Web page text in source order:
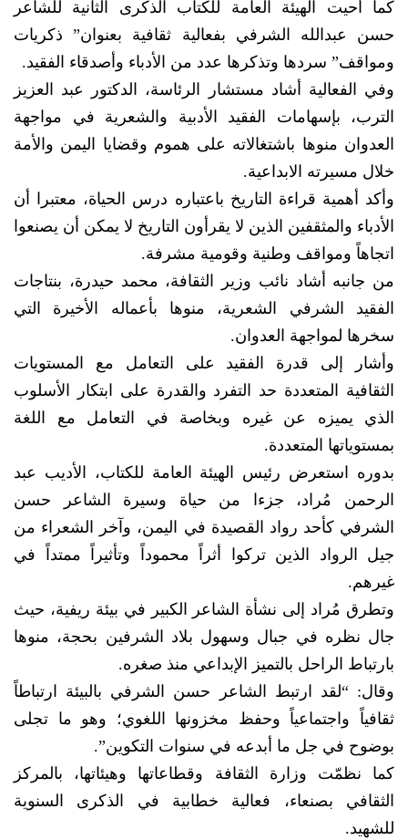
كما أحيت الهيئة العامة للكتاب الذكرى الثانية للشاعر
حسن عبدالله الشرفي بفعالية ثقافية بعنوان” ذكريات
ومواقف” سردها وتذكرها عدد من الأدباء وأصدقاء الفقيد.
وفي الفعالية أشاد مستشار الرئاسة، الدكتور عبد العزيز
الترب، بإسهامات الفقيد الأدبية والشعرية في مواجهة
العدوان منوها باشتغالاته على هموم وقضايا اليمن والأمة
خلال مسيرته الابداعية.
وأكد أهمية قراءة التاريخ باعتباره درس الحياة، معتبرا أن
الأدباء والمثقفين الذين لا يقرأون التاريخ لا يمكن أن يصنعوا
اتجاهاً ومواقف وطنية وقومية مشرفة.
من جانبه أشاد نائب وزير الثقافة، محمد حيدرة، بنتاجات
الفقيد الشرفي الشعرية، منوها بأعماله الأخيرة التي
سخرها لمواجهة العدوان.
وأشار إلى قدرة الفقيد على التعامل مع المستويات
الثقافية المتعددة حد التفرد والقدرة على ابتكار الأسلوب
الذي يميزه عن غيره وبخاصة في التعامل مع اللغة
بمستوياتها المتعددة.
بدوره استعرض رئيس الهيئة العامة للكتاب، الأديب عبد
الرحمن مُراد، جزءا من حياة وسيرة الشاعر حسن
الشرفي كأحد رواد القصيدة في اليمن، وآخر الشعراء من
جيل الرواد الذين تركوا أثراً محموداً وتأثيراً ممتداً في
غيرهم.
وتطرق مُراد إلى نشأة الشاعر الكبير في بيئة ريفية، حيث
جال نظره في جبال وسهول بلاد الشرفين بحجة، منوها
بارتباط الراحل بالتميز الإبداعي منذ صغره.
وقال: “لقد ارتبط الشاعر حسن الشرفي بالبيئة ارتباطاً
ثقافياً واجتماعياً وحفظ مخزونها اللغوي؛ وهو ما تجلى
بوضوح في جل ما أبدعه في سنوات التكوين”.
كما نظمّت وزارة الثقافة وقطاعاتها وهيئاتها، بالمركز
الثقافي بصنعاء، فعالية خطابية في الذكرى السنوية
للشهيد.